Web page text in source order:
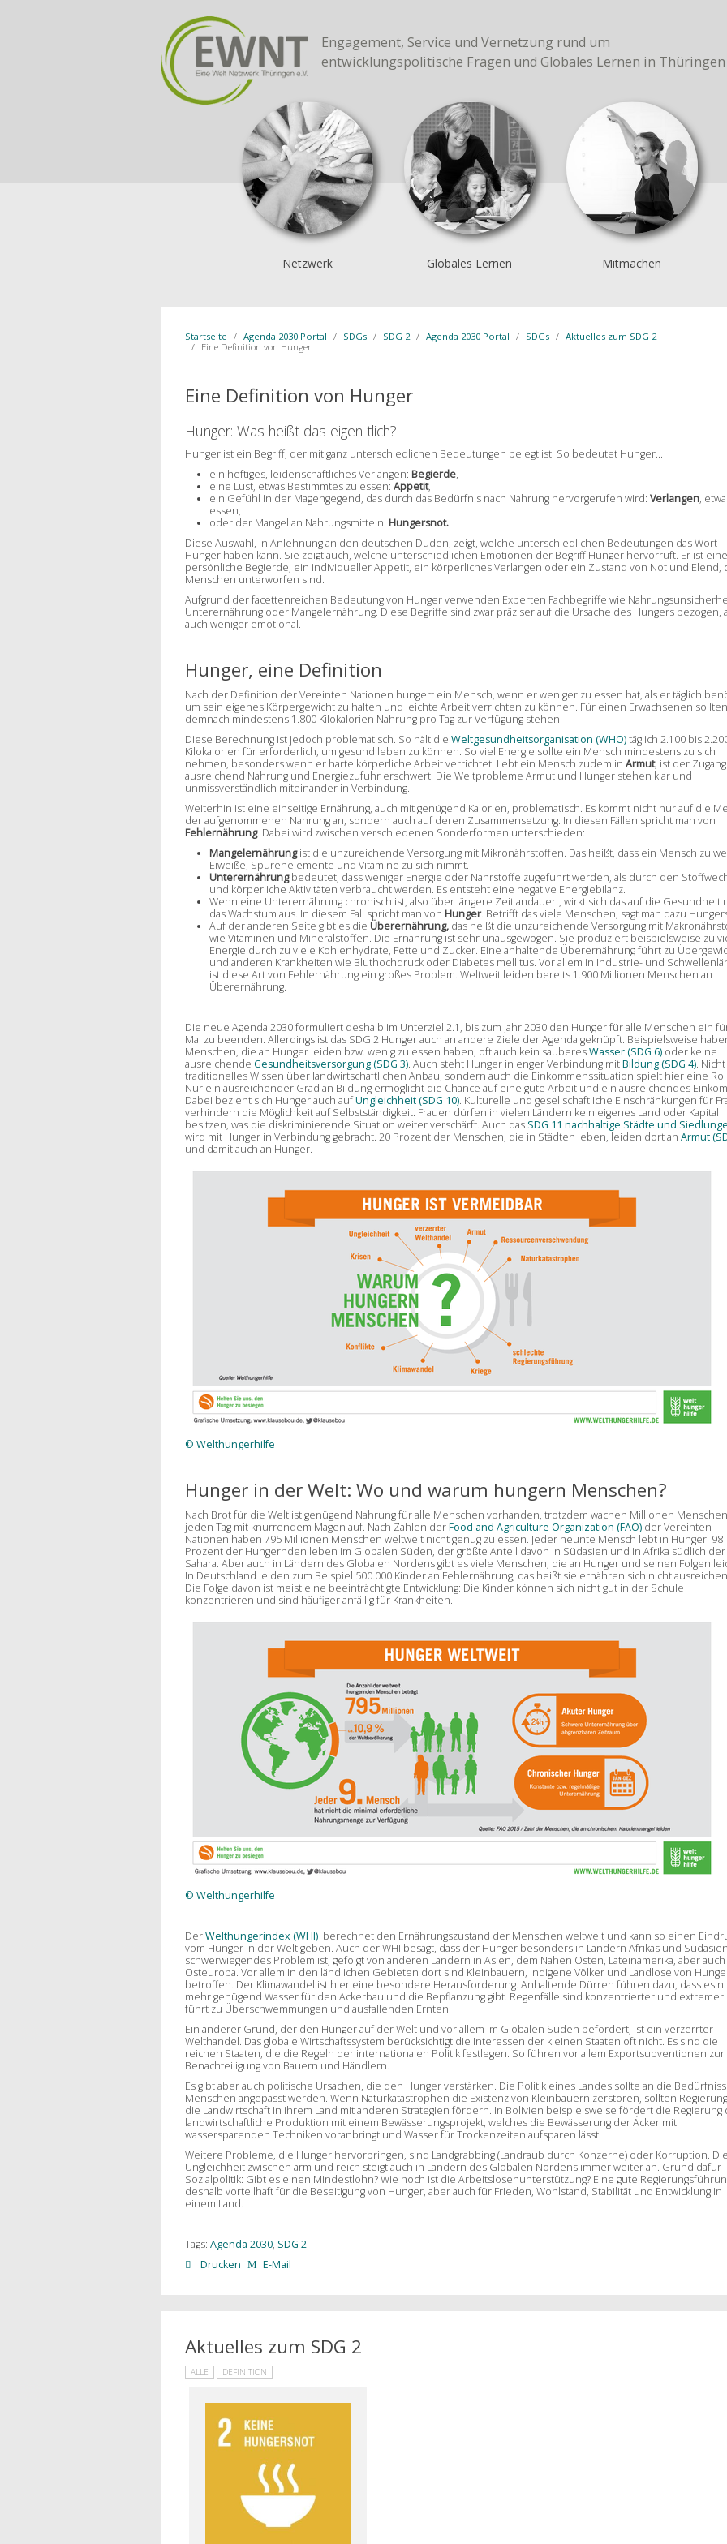
Engagement, Service und Vernetzung rund um
entwicklungspolitische Fragen und Globales Lernen in Thüringen
Netzwerk Globales Lernen Mitmachen
Startseite Agenda 2030 Portal SDGs SDG 2 Agenda 2030 Portal SDGs
Aktuelles zum SDG 2
Eine Definition von Hunger
Eine Definition von Hunger
Hunger: Was heißt das eigen tlich?
Hunger ist ein Begriff, der mit ganz unterschiedlichen Bedeutungen belegt ist. So bedeutet Hunger…
ein heftiges, leidenschaftliches Verlangen: Begierde,
eine Lust, etwas Bestimmtes zu essen: Appetit,
ein Gefühl in der Magengegend, das durch das Bedürfnis nach Nahrung hervorgerufen wird: Verlangen,
essen,
oder der Mangel an Nahrungsmitteln: Hungersnot.
Diese Auswahl, in Anlehnung an den deutschen Duden, zeigt, welche unterschiedlichen Bedeutungen das Wort
Hunger haben kann. Sie zeigt auch, welche unterschiedlichen Emotionen der Begriff Hunger hervorruft. Er ist eine
persönliche Begierde, ein individueller Appetit, ein körperliches Verlangen oder ein Zustand von Notund Elend,
Menschen unterworfen sind.
Aufgrund der facettenreichen Bedeutung von Hunger verwenden Experten Fachbegriffe wie
Unterernährung oder Mangelernährung. Diese Begriffe sind zwar präziser auf die Ursache des Hungers bezogen,
auch weniger emotional.
Hunger, eine Definition
Nach der Definition der Vereinten Nationen hungert ein Mensch, wenn er weniger zu essen hat, als er täglich
um sein eigenes Körpergewicht zu halten und leichte Arbeit verrichten zu können. Für einen Erwachsenen sollten
demnach mindestens 1.800 Kilokalorien Nahrung pro Tag zur Verfügung stehen.
Diese Berechnung ist jedoch problematisch. So hält die Weltgesundheitsorganisation (WHO)täglich 2.100 bis
Kilokalorien für erforderlich, um gesund leben zu können. So viel Energie sollte ein Mensch mindestens zu sich
nehmen, besonders wenn er harte körperliche Arbeit verrichtet. Lebt ein Mensch zudem in Armut, ist der
ausreichend Nahrung und Energiezufuhr erschwert. Die Weltprobleme Armut und Hunger stehen klar und
unmissverständlich miteinander in Verbindung.
Weiterhin ist eine einseitige Ernährung, auch mit genügend Kalorien, problematisch. Es kommt nicht nur auf die
der aufgenommenen Nahrung an, sondern auch auf deren Zusammensetzung. In diesen Fällen spricht man von
Fehlernährung. Dabei wird zwischen verschiedenen Sonderformen unterschieden:
Mangelernährungist die unzureichende Versorgung mit Mikronährstoffen. Das heißt, dass ein Mensch zu
Eiweiße, Spurenelemente und Vitamine zu sich nimmt.
Unterernährungbedeutet, dass weniger Energie oder Nährstoffe zugeführt werden, als durch den
und körperliche Aktivitäten verbraucht werden. Es entsteht eine negative Energiebilanz.
Wenn eine Unterernährung chronisch ist, also über längere Zeit andauert, wirkt sich das auf die Gesundheit
das Wachstum aus. In diesem Fall spricht man von Hunger. Betrifft das viele Menschen, sagt man dazu
Auf der anderen Seite gibt es die Überernährung,das heißt die unzureichende Versorgung mit
wie Vitaminen und Mineralstoffen. Die Ernährung ist sehr unausgewogen. Sie produziert beispielsweise zu
Energie durch zu viele Kohlenhydrate, Fette und Zucker. Eine anhaltende Überernährung führt zu
und anderen Krankheiten wie Bluthochdruck oder Diabetes mellitus. Vor allem in Industrie- und
ist diese Art von Fehlernährung ein großes Problem. Weltweit leiden bereits 1.900 Millionen Menschen an
Überernährung.
Die neue Agenda 2030 formuliert deshalb im Unterziel 2.1, bis zum Jahr 2030 den Hunger für alle Menschen ein
Mal zu beenden. Allerdings ist das SDG 2 Hunger auch an andere Ziele der Agenda geknüpft. Beispielsweise
Menschen, die an Hunger leiden bzw. wenig zu essen haben, oft auch kein sauberesWasser (SDG 6)oder keine
ausreichende Gesundheitsversorgung (SDG 3). Auch steht Hunger in enger Verbindung mitBildung (SDG 4).
traditionelles Wissen über landwirtschaftlichen Anbau, sondern auch die Einkommenssituation spielt hier eine
Nur ein ausreichender Grad an Bildung ermöglicht die Chance auf eine gute Arbeit und ein ausreichendes
Dabei bezieht sich Hunger auch aufUngleichheit (SDG 10). Kulturelle und gesellschaftliche Einschränkungen für
verhindern die Möglichkeit auf Selbstständigkeit. Frauen dürfen in vielen Ländern kein eigenes Land oder Kapital
besitzen, was die diskriminierende Situation weiter verschärft. Auch das SDG 11 nachhaltige Städte und
wird mit Hunger in Verbindung gebracht. 20 Prozent der Menschen, die in Städten leben, leiden dort an Armut
und damit auch an Hunger.
© Welthungerhilfe
Hunger in der Welt: Wo und warum hungern Menschen?
Nach Brot für die Welt ist genügend Nahrung für alle Menschen vorhanden, trotzdem wachen Millionen Menschen
jeden Tag mit knurrendem Magen auf. Nach Zahlen derFood and Agriculture Organization (FAO)der Vereinten
Nationen haben 795 Millionen Menschen weltweit nicht genug zu essen. Jeder neunte Mensch lebt in Hunger! 98
Prozent der Hungernden leben im Globalen Süden, der größte Anteil davon in Südasien und in Afrika südlich der
Sahara. Aber auch in Ländern des Globalen Nordens gibt es viele Menschen, die an Hunger und seinen Folgen
In Deutschland leiden zum Beispiel 500.000 Kinder an Fehlernährung, das heißt sie ernähren sich nicht
Die Folge davon ist meist eine beeinträchtigte Entwicklung: Die Kinder können sich nicht gut in der Schule
konzentrieren und sind häufiger anfällig für Krankheiten.
© Welthungerhilfe
DerWelthungerindex (WHI)berechnet den Ernährungszustand der Menschen weltweit und kann so einen
vom Hunger in der Welt geben. Auch der WHI besagt, dass der Hunger besonders in Ländern Afrikas und
schwerwiegendes Problem ist, gefolgt von anderen Ländern in Asien, dem Nahen Osten, Lateinamerika, aber auch
Osteuropa. Vor allem in den ländlichen Gebieten dort sind Kleinbauern, indigene Völker und Landlose von
betroffen. Der Klimawandel ist hier eine besondere Herausforderung. Anhaltende Dürren führen dazu, dass es
mehr genügend Wasser für den Ackerbau und die Bepflanzung gibt. Regenfälle sind konzentrierter und extremer.
führt zu Überschwemmungen und ausfallenden Ernten.
Ein anderer Grund, der den Hunger auf der Welt und vor allem im Globalen Süden befördert, ist ein verzerrter
Welthandel. Das globale Wirtschaftssystem berücksichtigt die Interessen der kleinen Staaten oft nicht. Es sind die
reichen Staaten, die die Regeln der internationalen Politik festlegen. So führen vor allem Exportsubventionen zur
Benachteiligung von Bauern und Händlern.
Es gibt aber auch politische Ursachen, die den Hunger verstärken. Die Politik eines Landes sollte an die
Menschen angepasst werden. Wenn Naturkatastrophen die Existenz von Kleinbauern zerstören, sollten
die Landwirtschaft in ihrem Land mit anderen Strategien fördern. In Bolivien beispielsweise fördert die Regierung
landwirtschaftliche Produktion mit einem Bewässerungsprojekt, welches die Bewässerung der Äcker mit
wassersparenden Techniken voranbringt und Wasser für Trockenzeiten aufsparen lässt.
Weitere Probleme, die Hunger hervorbringen, sind Landgrabbing (Landraub durch Konzerne) oder Korruption. Die
Ungleichheit zwischen arm und reich steigt auch in Ländern des Globalen Nordens immer weiter an. Grund dafür
Sozialpolitik: Gibt es einen Mindestlohn? Wie hoch ist die Arbeitslosenunterstützung? Eine gute
deshalb vorteilhaft für die Beseitigung von Hunger, aber auch für Frieden, Wohlstand, Stabilität und Entwicklung in
einem Land.
Tags: Agenda 2030, SDG 2
Drucken
E-Mail
Aktuelles zum SDG 2
ALLE DEFINITION